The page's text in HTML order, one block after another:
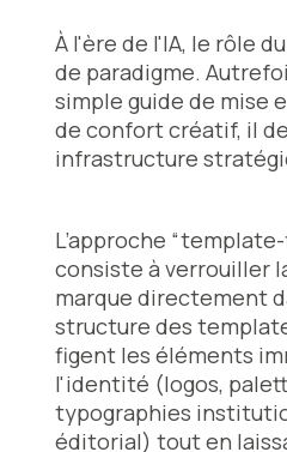
À l'ère de l'IA, le rôle
de paradigme.
simple guide de mise
de confort créatif, il
infrastructure
L’approche
consiste à verrouiller
marque directement
structure des
figent les éléments
l'identité (logos,
typographies
éditorial) tout en